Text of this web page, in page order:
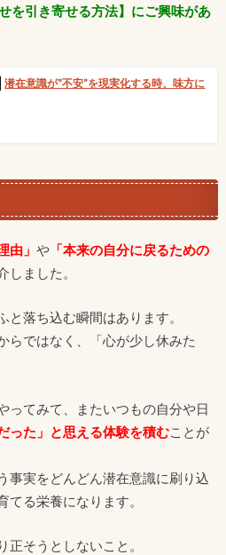
を引き寄せる方法】 にご興味があ
潜在意識が“不安”を現実化する時、味方に
由」 や「本来の自分に戻るための
しました。
と落ち込む瞬間はあります。
らではなく、「心が少し休みた
ってみて、またいつもの自分や日
った」 と思える体験を積むことが
事実をどんどん潜在意識に刷り込
てる栄養になります。
正そうとしないこと。